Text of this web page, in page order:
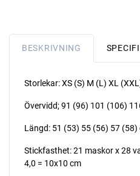
BESKRIVNING
Storlekar: XS (S) M (L) XL
Övervidd; 91 (96) 101 (106)
Längd: 51 (53) 55 (56) 57 (58)
Stickfasthet: 21 maskor x 28
4,0 = 10x10 cm